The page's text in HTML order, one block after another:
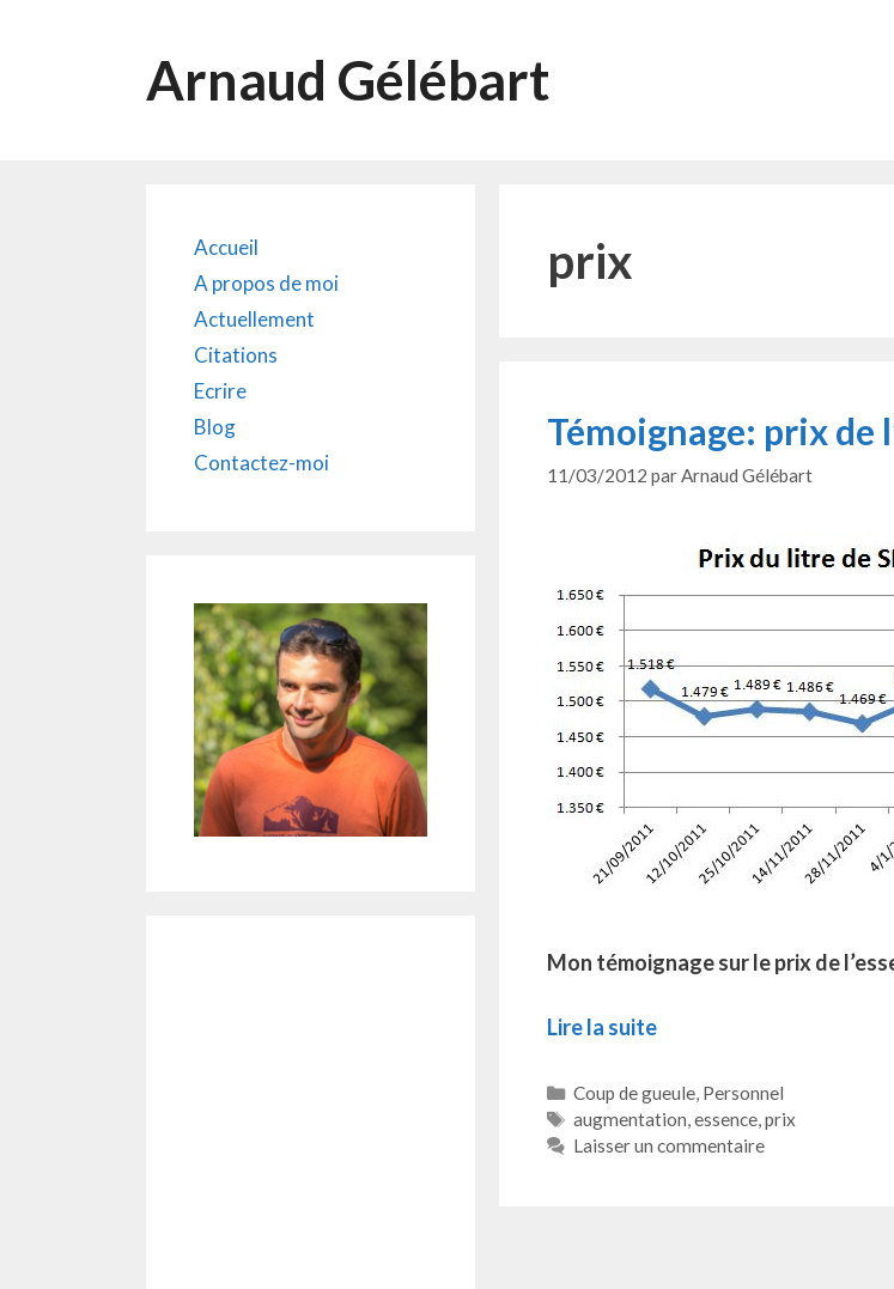
Arnaud Gélébart
prix
Témoignage: prix de
11/03/2012 parArnaud Gélébart
Mon témoignage sur le prix de
Lire la suite
Catégories
Coup de gueule, Personnel
Étiquettes
augmentation,essence,prix
Laisser un commentaire
Accueil
A propos de moi
Actuellement
Citations
Ecrire
Blog
Contactez-moi